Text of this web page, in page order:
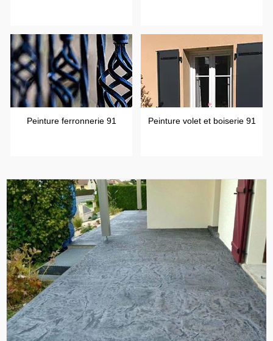
Peinture ferronnerie 91 Peinture volet et boiserie 91